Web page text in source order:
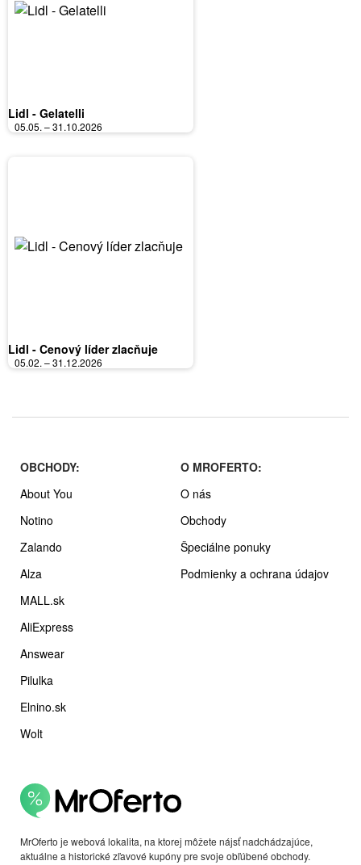
Lidl - Gelatelli
05.05. – 31.10.2026
Lidl - Cenový líder zlacňuje
05.02. – 31.12.2026
MrOferto je webová lokalita, na ktorej môžete nájsť nadchádzajúce,
aktuálne a historické zľavové kupóny pre svoje obľúbené obchody.
OBCHODY:
About You
Notino
Zalando
Alza
MALL.sk
AliExpress
Answear
Pilulka
Elnino.sk
Wolt
O MROFERTO:
O nás
Obchody
Špeciálne ponuky
Podmienky a ochrana údajov